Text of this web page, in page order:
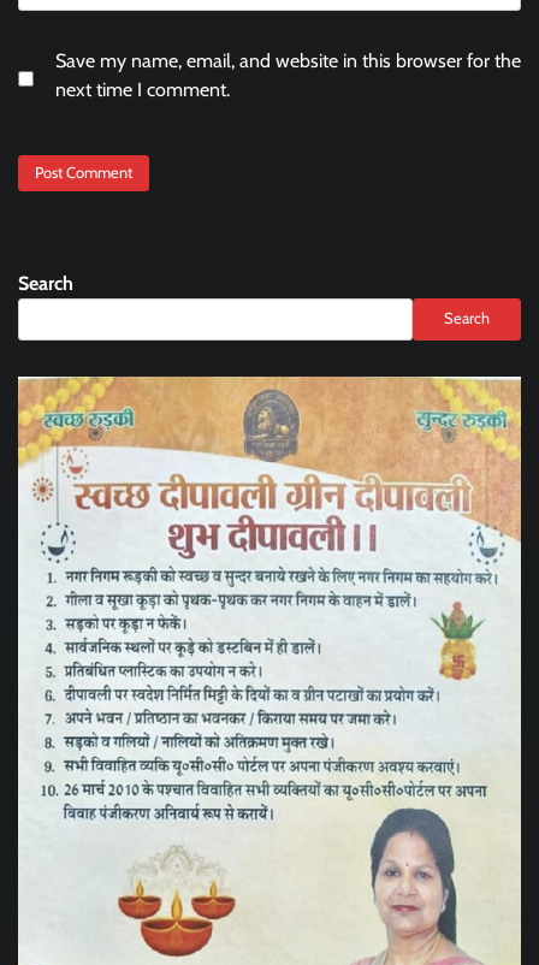
Save my name, email, and website in this browser for the
next time I comment.
Search
Search